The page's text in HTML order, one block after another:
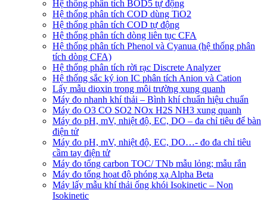
Hệ thống phân tích BOD5 tự động
Hệ thống phân tích COD dùng TiO2
Hệ thống phân tích COD tự động
Hệ thống phân tích dòng liên tục CFA
Hệ thống phân tích Phenol và Cyanua (hệ thống phân
tích dòng CFA)
Hệ thống phân tích rời rạc Discrete Analyzer
Hệ thống sắc ký ion IC phân tích Anion và Cation
Lấy mẫu dioxin trong môi trường xung quanh
Máy đo nhanh khí thải – Bình khí chuẩn hiệu chuẩn
Máy đo O3 CO SO2 NOx H2S NH3 xung quanh
Máy đo pH, mV, nhiệt độ, EC, DO – đa chỉ tiêu để bàn
điện tử
Máy đo pH, mV, nhiệt độ, EC, DO…- đo đa chỉ tiêu
cầm tay điện tử
Máy đo tổng carbon TOC/ TNb mẫu lỏng; mẫu rắn
Máy đo tổng họat độ phóng xạ Alpha Beta
Máy lấy mẫu khí thải ống khói Isokinetic – Non
Isokinetic